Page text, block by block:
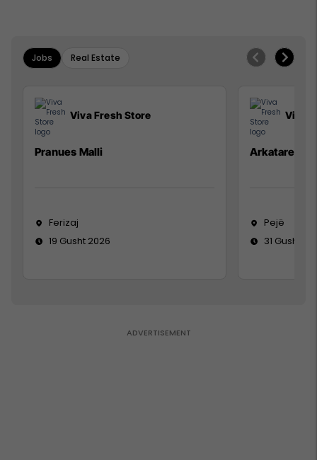
Jobs Real Estate
Viva Fresh Store
Pranues Malli
Ferizaj
19 Gusht 2026
Viva
Arkatare
Pejë
31 Gusht